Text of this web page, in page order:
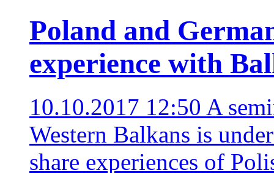
Poland and
experience with
10.10.2017 12:50 A
Western Balkans is
share experiences of